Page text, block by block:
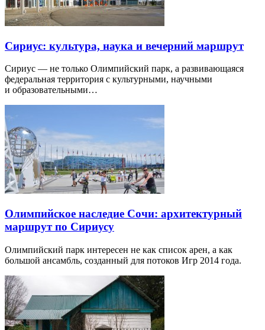
Сириус: культура, наука и вечерний маршрут
Сириус — не только Олимпийский парк, а развивающаяся
федеральная территория с культурными, научными
и образовательными…
Олимпийское наследие Сочи: архитектурный
маршрут по Сириусу
Олимпийский парк интересен не как список арен, а как
большой ансамбль, созданный для потоков Игр 2014 года.